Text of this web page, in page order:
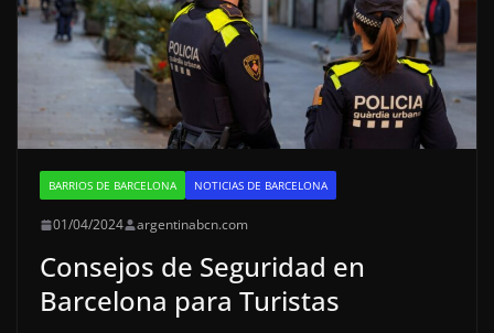
BARRIOS DE BARCELONA NOTICIAS DE BARCELONA
01/04/2024 argentinabcn.com
Consejos de Seguridad en
Barcelona para Turistas